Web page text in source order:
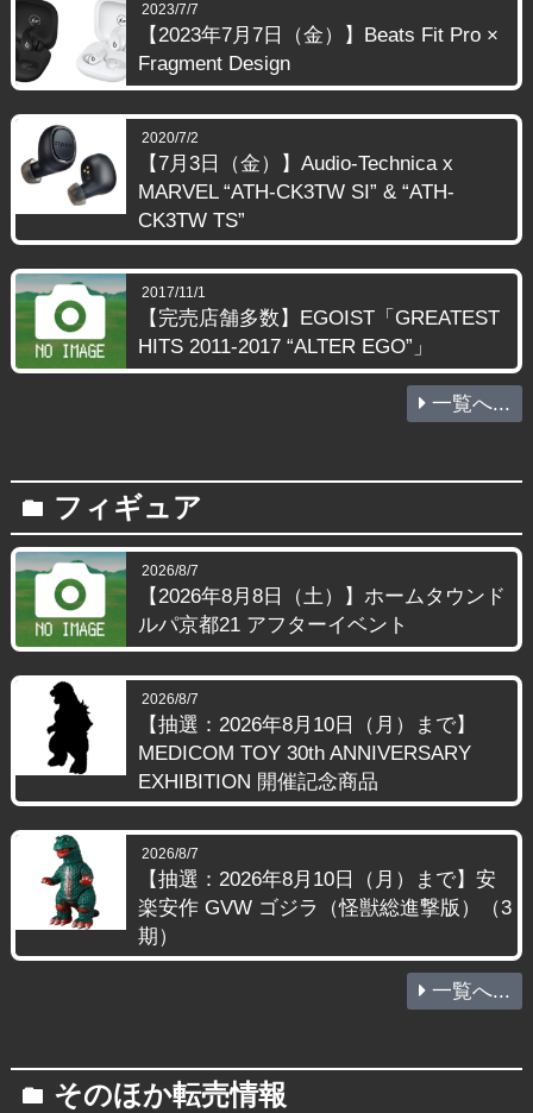
2023/7/7
【2023年7月7日（金）】Beats Fit Pro ×
Fragment Design
2020/7/2
【7月3日（金）】Audio-Technica x
MARVEL “ATH-CK3TW SI” & “ATH-
CK3TW TS”
2017/11/1
【完売店舗多数】EGOIST「GREATEST
HITS 2011-2017 “ALTER EGO”」
一覧へ...
folder フィギュア
2026/8/7
【2026年8月8日（土）】ホームタウンド
ルパ京都21 アフターイベント
2026/8/7
【抽選：2026年8月10日（月）まで】
MEDICOM TOY 30th ANNIVERSARY
EXHIBITION 開催記念商品
2026/8/7
【抽選：2026年8月10日（月）まで】安
楽安作 GVW ゴジラ（怪獣総進撃版）（3
期）
一覧へ...
folder そのほか転売情報